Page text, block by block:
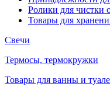
Ролики для чистки
Товары для
Свечи
Термосы, термокружки
Товары для ванны и